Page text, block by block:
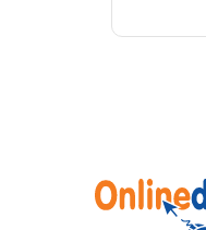
was: is: